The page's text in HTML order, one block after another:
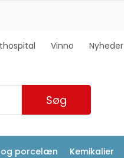
Vinno Nyheder
Søg
og porcelæn Kemikalier